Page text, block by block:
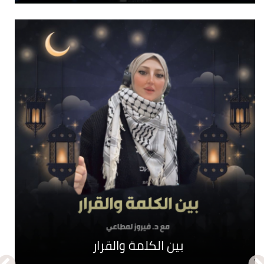
نبض الحواري
بين الكلمة والقرار
جـرائم تأبى النسيان